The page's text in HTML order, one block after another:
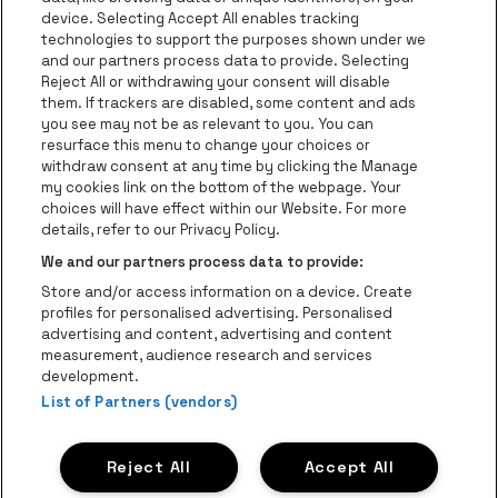
Ga naar de website van Europcar
Ga naar de
Ga naar de website van Coca-Cola
Ga naar de website van
Ga naar de
Ga naar de website van Champagne
Ga naar de website
Ga naar de website van Het
Ga naar de
AFAS Dome is een deel van be•at
AFAS Dome
Schijnpoortweg 119, 2170 Antwerpen
Be-At Venues
Schijnpoortweg 119, 2170 Antwerpen
BTW (BE) 0461.051.688 - RPR Antwerpen
BNP Paribas Fortis - IBAN: BE93 2200 4925 0067 - BIC:
GEBABEBB
ProclaimerCookiesManage my cookiesPrivacy
device. Selecting Accept All enables tracking
technologies to support the purposes shown under we
and our partners process data to provide. Selecting
Reject All or withdrawing your consent will disable
them. If trackers are disabled, some content and ads
you see may not be as relevant to you. You can
resurface this menu to change your choices or
withdraw consent at any time by clicking the Manage
my cookies link on the bottom of the webpage. Your
choices will have effect within our Website. For more
details, refer to our Privacy Policy.
We and our partners process data to provide:
Store and/or access information on a device. Create
profiles for personalised advertising. Personalised
advertising and content, advertising and content
measurement, audience research and services
development.
List of Partners (vendors)
Accept All
Reject All